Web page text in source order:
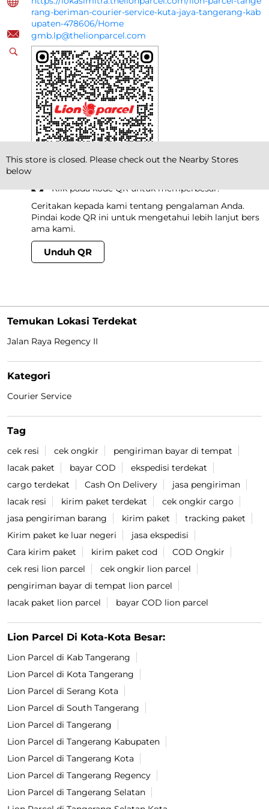
rang-beriman-courier-service-kuta-jaya-tangerang-kab
upaten-478606/Home
gmb.lp@thelionparcel.com
Ceritakan kepada kami tentang pengalaman Anda.
Pindai kode QR ini untuk mengetahui lebih lanjut bers
ama kami.
Unduh QR
Klik pada kode QR untuk memperbesar.
Temukan Lokasi Terdekat
Jalan Raya Regency II
Kategori
Courier Service
Tag
cek resi cek ongkir
pengiriman bayar di tempat
lacak paket
bayar COD
ekspedisi terdekat
cargo terdekat
Cash On Delivery
jasa pengiriman
lacak resi
kirim paket terdekat
cek ongkir cargo
jasa pengiriman barang
kirim paket
tracking paket
Kirim paket ke luar negeri
jasa ekspedisi
Cara kirim paket
kirim paket cod
COD Ongkir
cek resi lion parcel
cek ongkir lion parcel
pengiriman bayar di tempat lion parcel
lacak paket lion parcel
bayar COD lion parcel
Lion Parcel Di Kota-Kota Besar:
Lion Parcel di Kab Tangerang
Lion Parcel di Kota Tangerang
Lion Parcel di Serang Kota
Lion Parcel di South Tangerang
Lion Parcel di Tangerang
Lion Parcel di Tangerang Kabupaten
Lion Parcel di Tangerang Kota
Lion Parcel di Tangerang Regency
Lion Parcel di Tangerang Selatan
This store is closed. Please check out the Nearby Stores
below